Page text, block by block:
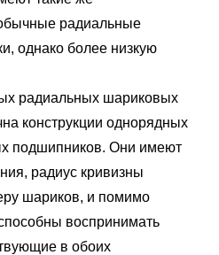
радиальные
однако более низкую
радиальных шариковых
конструкции однорядных
подшипников. Они имеют
радиус кривизны
шариков, и помимо
воспринимать
в обоих